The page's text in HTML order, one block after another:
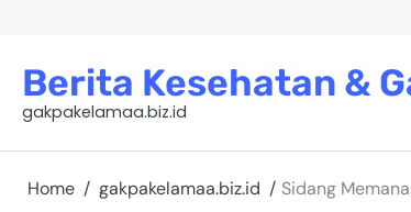
contentBerita Kesehatan &
gakpakelamaa.biz.id
Home gakpakelamaa.biz.id Sidang